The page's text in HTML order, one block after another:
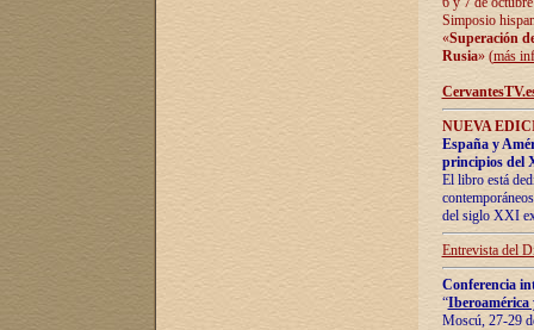
Simposio
«Superación
Rusia» (más
NUEVA
España y
principios del
El libro está
del siglo XXI
Entrevista del
Conferencia
“Iberoamérica
Moscú, 27-29